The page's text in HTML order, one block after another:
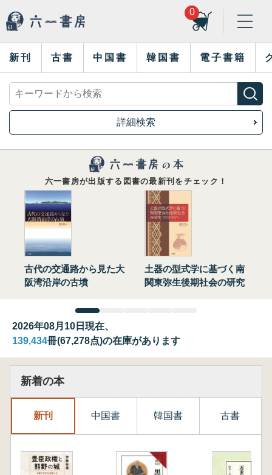
0
新刊 古書 中国書 韓国書 電子書籍
詳細検索
六一書房が出版する図書の最新刊をチェック！
古代の交通路から見た大
阪湾沿岸の古墳
土器の型式学に基づく南
関東弥生後期社会の研究
2026年08月10日現在、
139,434冊(67,278点)の在庫があります
新着の本
新刊 中国書 韓国書 古書